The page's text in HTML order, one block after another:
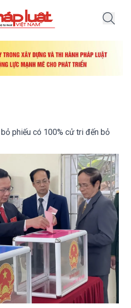
phiếu có 100% cử tri đến bỏ